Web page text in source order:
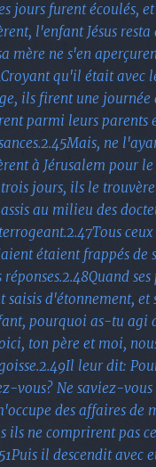
jours furent écoulés,
l'enfant Jésus resta
mère ne s'en
qu'il était avec
ils firent une journée
parmi leurs parents
ne
à Jérusalem pour le
jours, ils le
au milieu des
étaient frappés de
réponses.2.48Quand
saisis d'étonnement, et
pourquoi as-tu agi
ton père et moi,
leur dit:
vous? Ne saviez-
des affaires de
ils ne comprirent pas
il descendit avec